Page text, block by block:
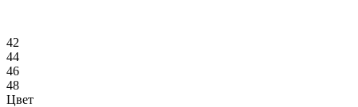
42
44
46
48
Цвет